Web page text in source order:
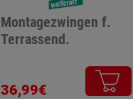
Montagezwingen f.
Terrassend.
36,99€